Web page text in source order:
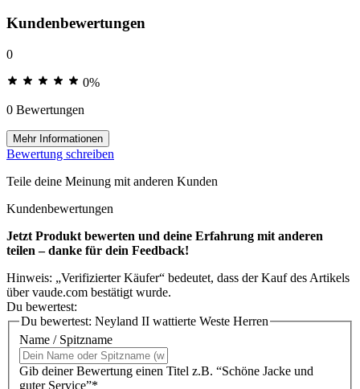
Kundenbewertungen
0
0%
0 Bewertungen
Mehr Informationen
Bewertung schreiben
Teile deine Meinung mit anderen Kunden
Kundenbewertungen
Jetzt Produkt bewerten und deine Erfahrung mit anderen
teilen – danke für dein Feedback!
Hinweis: „Verifizierter Käufer“ bedeutet, dass der Kauf des Artikels
über vaude.com bestätigt wurde.
Du bewertest:
Du bewertest: Neyland II wattierte Weste Herren
Name / Spitzname
Gib deiner Bewertung einen Titel z.B. “Schöne Jacke und
guter Service”*